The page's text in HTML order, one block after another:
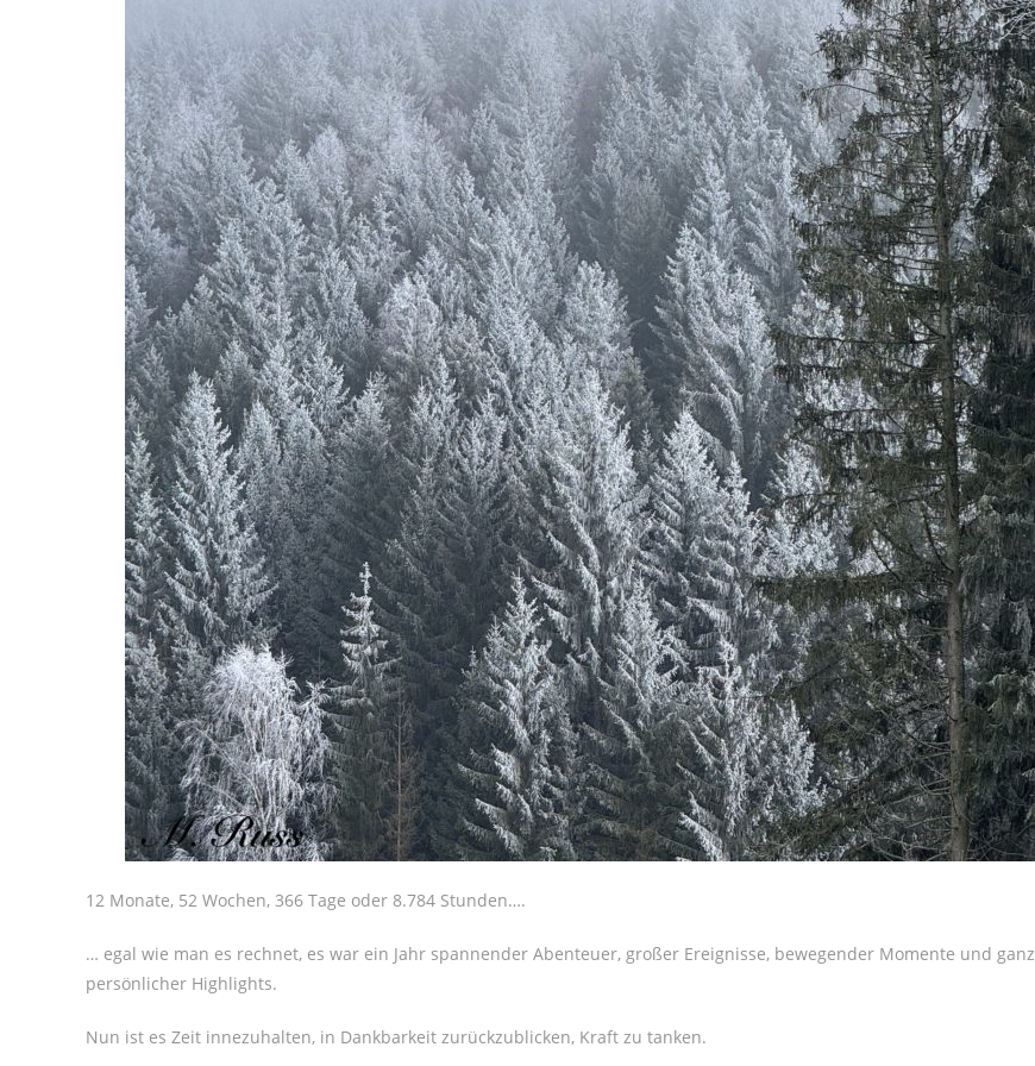
12 Monate, 52 Wochen, 366 Tage oder 8.784 Stunden….
… egal wie man es rechnet, es war ein Jahr spannender Abenteuer, großer Ereignisse, bewegender Momente und ganz
persönlicher Highlights.
Nun ist es Zeit innezuhalten, in Dankbarkeit zurückzublicken, Kraft zu tanken.